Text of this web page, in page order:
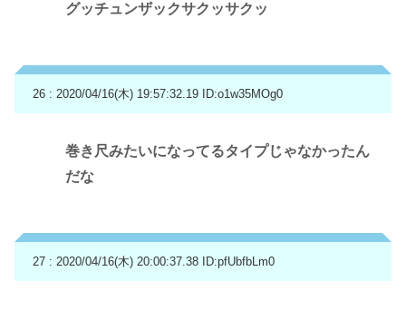
グッチュンザックサクッサクッ
26 : 2020/04/16(木) 19:57:32.19 ID:o1w35MOg0
巻き尺みたいになってるタイプじゃなかったん
だな
27 : 2020/04/16(木) 20:00:37.38 ID:pfUbfbLm0